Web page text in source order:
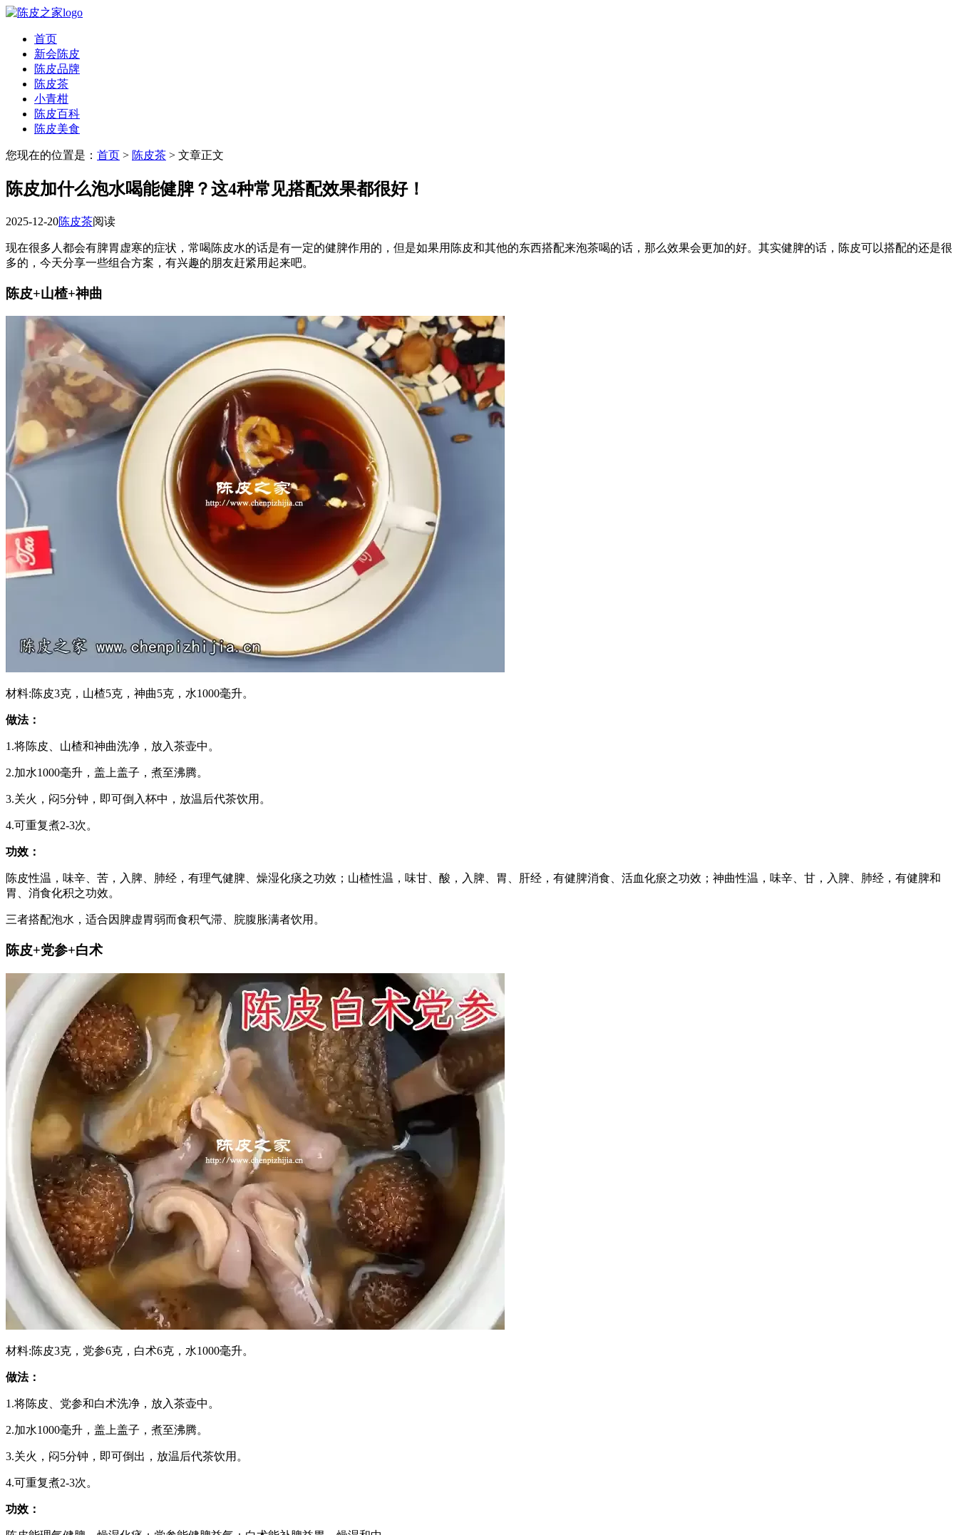
首页
新会陈皮
陈皮品牌
陈皮茶
小青柑
陈皮百科
陈皮美食
您现在的位置是： 首页 > 陈皮茶 > 文章正文
陈皮加什么泡水喝能健脾？这4种常见搭配效果都很好！
2025-12-20陈皮茶阅读
现在很多人都会有脾胃虚寒的症状，常喝陈皮水的话是有一定的健脾作用的，但是如果用陈皮和其他的东西搭配来泡茶喝的话，那么效果会更加的好。其实健脾的话，陈皮可以搭配的还是很
多的，今天分享一些组合方案，有兴趣的朋友赶紧用起来吧。
陈皮+山楂+神曲
材料:陈皮3克，山楂5克，神曲5克，水1000毫升。
做法：
1.将陈皮、山楂和神曲洗净，放入茶壶中。
2.加水1000毫升，盖上盖子，煮至沸腾。
3.关火，闷5分钟，即可倒入杯中，放温后代茶饮用。
4.可重复煮2-3次。
功效：
陈皮性温，味辛、苦，入脾、肺经，有理气健脾、燥湿化痰之功效；山楂性温，味甘、酸，入脾、胃、肝经，有健脾消食、活血化瘀之功效；神曲性温，味辛、甘，入脾、肺经，有健脾和
胃、消食化积之功效。
三者搭配泡水，适合因脾虚胃弱而食积气滞、脘腹胀满者饮用。
陈皮+党参+白术
材料:陈皮3克，党参6克，白术6克，水1000毫升。
做法：
1.将陈皮、党参和白术洗净，放入茶壶中。
2.加水1000毫升，盖上盖子，煮至沸腾。
3.关火，闷5分钟，即可倒出，放温后代茶饮用。
4.可重复煮2-3次。
功效：